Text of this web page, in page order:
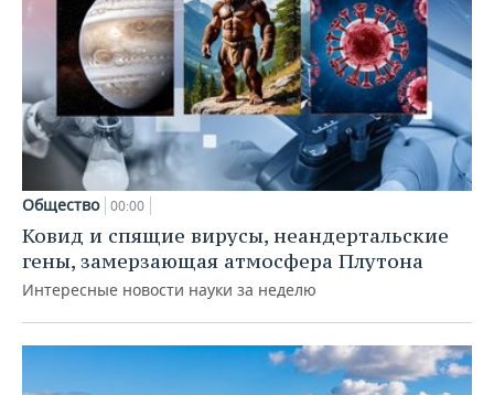
Общество 00:00
Ковид и спящие вирусы, неандертальские
гены, замерзающая атмосфера Плутона
Интересные новости науки за неделю